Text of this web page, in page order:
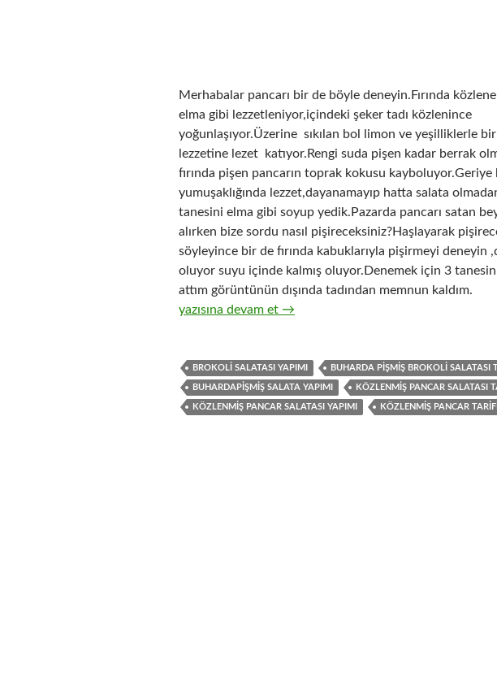
Merhabalar pancarı bir de böyle deneyin.Fırında
elma gibi lezzetleniyor,içindeki şeker tadı közlenince
yoğunlaşıyor.Üzerine sıkılan bol limon ve yeşilliklerle
lezzetine lezet katıyor.Rengi suda pişen kadar berrak
fırında pişen pancarın toprak kokusu
yumuşaklığında lezzet,dayanamayıp hatta salata
tanesini elma gibi soyup yedik.Pazarda pancarı satan
alırken bize sordu nasıl pişireceksiniz?Haşlayarak
söyleyince bir de fırında kabuklarıyla pişirmeyi deneyin
oluyor suyu içinde kalmış oluyor.Denemek için 3 tanesini
attım görüntünün dışında tadından memnun kaldım.
Fırında Pişmiş Pancar Salatası
yazısına devam et →
BROKOLI SALATASI YAPIMI BUHARDA PIŞMIŞ BROKOLI SALATASI
BUHARDAPIŞMIŞ SALATA YAPIMI KÖZLENMIŞ PANCAR SALATASI
KÖZLENMIŞ PANCAR SALATASI YAPIMI KÖZLENMIŞ PANCAR TARIFI